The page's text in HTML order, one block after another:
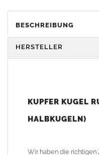
manchen Stellen dünner.
Innenseite der Halbkugel
zusammenfügen und
Die Kugeln sind in Kupfer,
BESCHREIBUNG
HERSTELLER
KUPFER KUGEL
HALBKUGELN)
Wir haben die richtigen